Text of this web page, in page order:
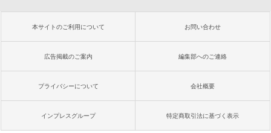
本サイトのご利用について お問い合わせ
広告掲載のご案内 編集部へのご連絡
プライバシーについて 会社概要
インプレスグループ 特定商取引法に基づく表示